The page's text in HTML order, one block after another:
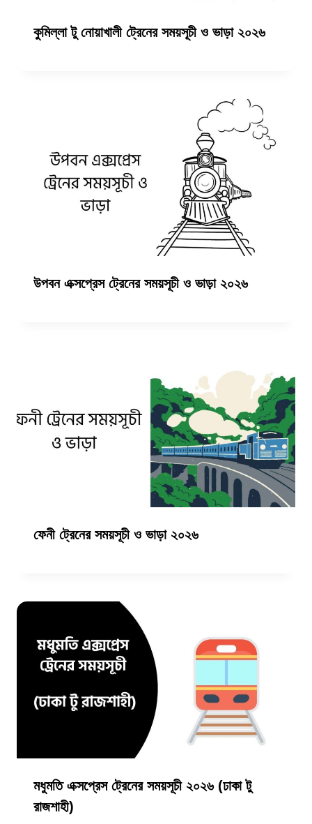
কুমিল্লা টু নোয়াখালী ট্রেনের সময়সূচী ও ভাড়া ২০২৬
উপবন এক্সপ্রেস ট্রেনের সময়সূচী ও ভাড়া ২০২৬
ফেনী ট্রেনের সময়সূচী ও ভাড়া ২০২৬
মধুমতি এক্সপ্রেস ট্রেনের সময়সূচী ২০২৬ (ঢাকা টু
রাজশাহী)